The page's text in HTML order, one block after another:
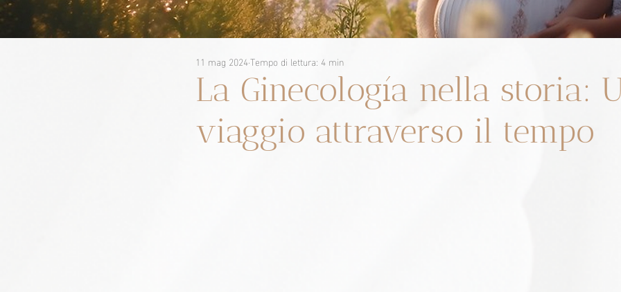
La Ginecología nella storia:
viaggio attraverso il tempo
11 mag 2024Tempo di lettura: 4 min